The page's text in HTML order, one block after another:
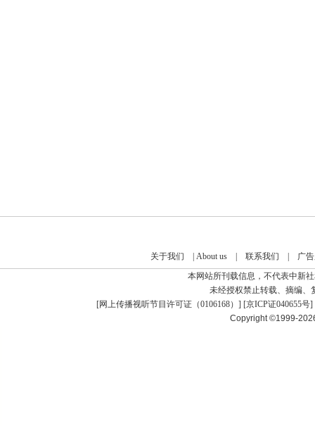
关于我们 About us| 联系我们
广
本网站所刊载信息，不代表中新
未经授权禁止转载、摘编、
[网上传播视听节目许可证（0106168） ] [京ICP证040655号]
Copyright ©1999-